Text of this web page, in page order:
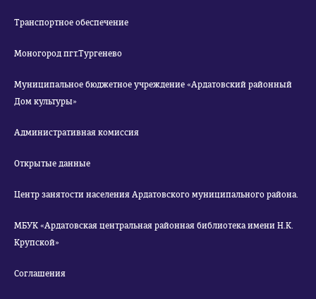
Транспортное обеспечение
Моногород пгт.Тургенево
Муниципальное бюджетное учреждение «Ардатовский районный
Дом культуры»
Административная комиссия
Открытые данные
Центр занятости населения Ардатовского муниципального района.
МБУК «Ардатовская центральная районная библиотека имени Н.К.
Крупской»
Соглашения